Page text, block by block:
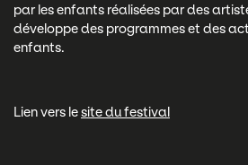
par les enfants réalisées par des
développe des programmes et des
enfants.
Lien vers lesite du festival